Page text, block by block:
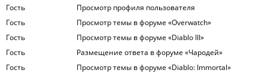
Гость
Просмотр профиля пользователя
Гость
Просмотр темы в форуме «Overwatch»
Гость
Просмотр темы в форуме «Diablo III»
Гость
Размещение ответа в форуме «Чародей»
Гость
Просмотр темы в форуме «Diablo: Immortal»